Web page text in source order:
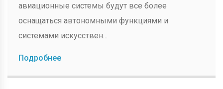
авиационные системы будут все более
оснащаться автономными функциями и
системами искусствен...
Подробнее